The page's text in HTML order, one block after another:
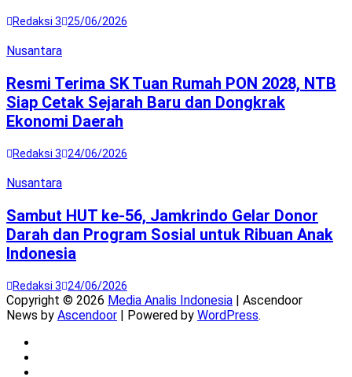
Redaksi 3 25/06/2026
Nusantara
Resmi Terima SK Tuan Rumah PON 2028, NTB
Siap Cetak Sejarah Baru dan Dongkrak
Ekonomi Daerah
Redaksi 3 24/06/2026
Nusantara
Sambut HUT ke-56, Jamkrindo Gelar Donor
Darah dan Program Sosial untuk Ribuan Anak
Indonesia
Redaksi 3 24/06/2026
Copyright © 2026 Media Analis Indonesia | Ascendoor
News by Ascendoor | Powered by WordPress.